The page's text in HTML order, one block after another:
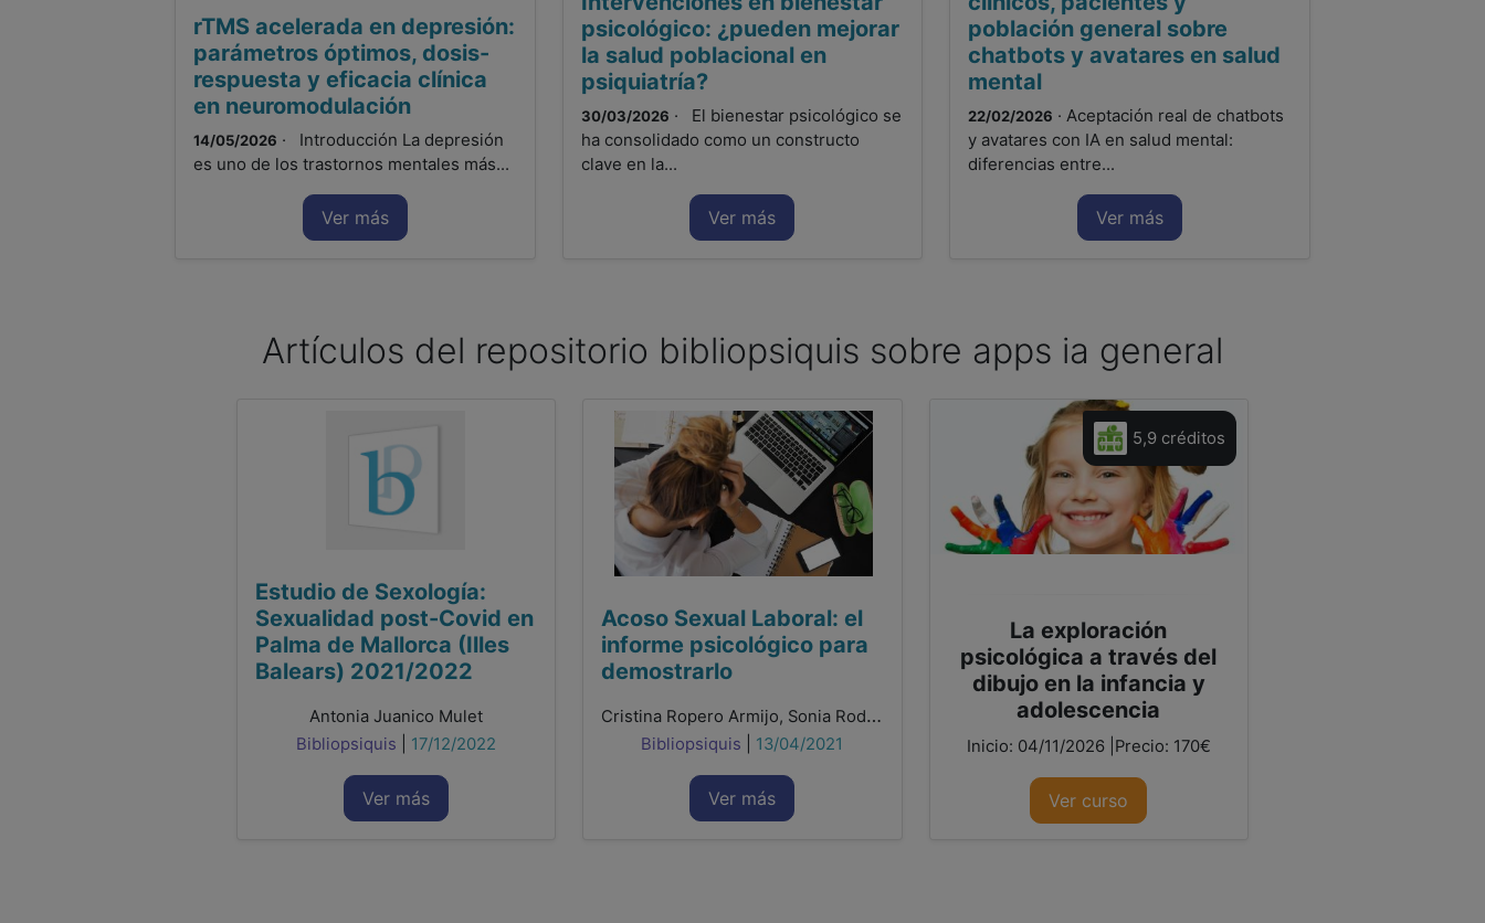
rTMS acelerada en depresión:
parámetros óptimos, dosis-
respuesta y eficacia clínica
en neuromodulación
14/05/2026 · Introducción La depresión
es uno de los trastornos mentales más...
Ver más
psicológico: ¿pueden mejorar
la salud poblacional en
psiquiatría?
30/03/2026 · El bienestar psicológico se
ha consolidado como un constructo
clave en la...
Ver más
población general sobre
chatbots y avatares en salud
mental
22/02/2026 · Aceptación real de chatbots
y avatares con IA en salud mental:
diferencias entre...
Ver más
Artículos del repositorio bibliopsiquis sobre apps ia general
Estudio de Sexología:
Sexualidad post-Covid en
Palma de Mallorca (Illes
Balears) 2021/2022
Antonia Juanico Mulet
Bibliopsiquis
17/12/2022
Ver más
Acoso Sexual Laboral: el
informe psicológico para
demostrarlo
Cristina Ropero Armijo, Sonia Rodríguez Báñez
Bibliopsiquis 13/04/2021
Ver más
5,9 créditos
La exploración
psicológica a través del
dibujo en la infancia y
adolescencia
Inicio: 04/11/2026 |Precio: 170€
Ver curso